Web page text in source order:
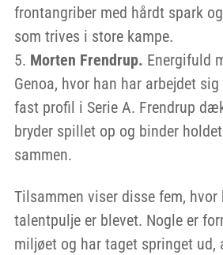
frontangriber med hårdt spark
som trives i store kampe.
Morten Frendrup. Energifuld
Genoa, hvor han har arbejdet
fast profil i Serie A. Frendrup
bryder spillet op og binder
sammen.
Tilsammen viser disse fem, hvor
talentpulje er blevet. Nogle er
miljøet og har taget springet ud,